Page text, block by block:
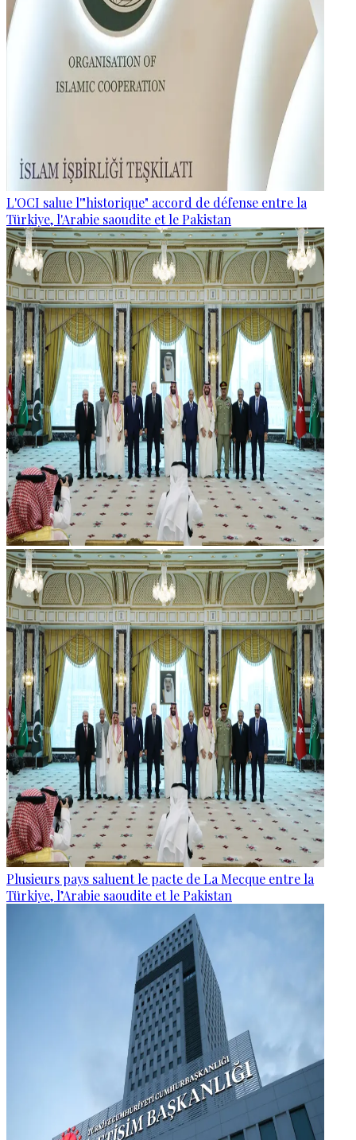
L'OCI salue l'"historique" accord de défense entre la
Türkiye, l'Arabie saoudite et le Pakistan
Plusieurs pays saluent le pacte de La Mecque entre la
Türkiye, l’Arabie saoudite et le Pakistan